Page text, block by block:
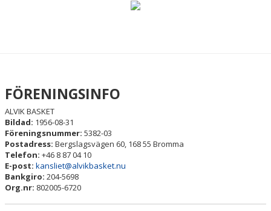
KONTAKT
FÖRENINGSINFO
ALVIK BASKET
Bildad: 1956-08-31
Föreningsnummer: 5382-03
Postadress: Bergslagsvägen 60, 168 55 Bromma
Telefon: +46 8 87 04 10
E-post: kansliet@alvikbasket.nu
Bankgiro: 204-5698
Org.nr: 802005-6720